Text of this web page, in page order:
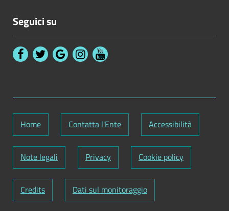
Seguici su
Home Contatta l'Ente Accessibilità
Note legali Privacy Cookie policy
Credits Dati sul monitoraggio